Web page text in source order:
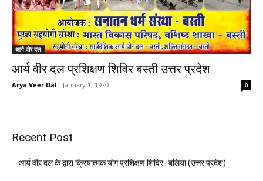
आर्य वीर दल
आर्य वीर दल प्रशिक्षण शिविर बस्ती उत्तर प्रदेश
Arya Veer Dal - January 1, 1970 0
Recent Post
आर्य वीर दल के द्वारा क्रियात्मक योग प्रशिक्षण शिविर : बलिया (उत्तर प्रदेश)